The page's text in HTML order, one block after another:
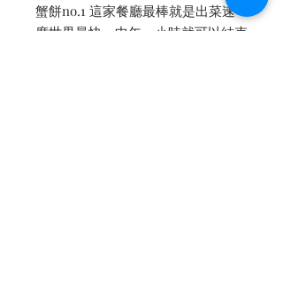
蟹餅no.1 這家餐廳最棒就是出菜速
度世界最快，中午一小時就可以結束